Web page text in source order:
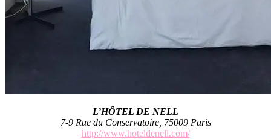
L’HÔTEL DE NELL
7-9 Rue du Conservatoire, 75009 Paris
http://www.hoteldenell.com/